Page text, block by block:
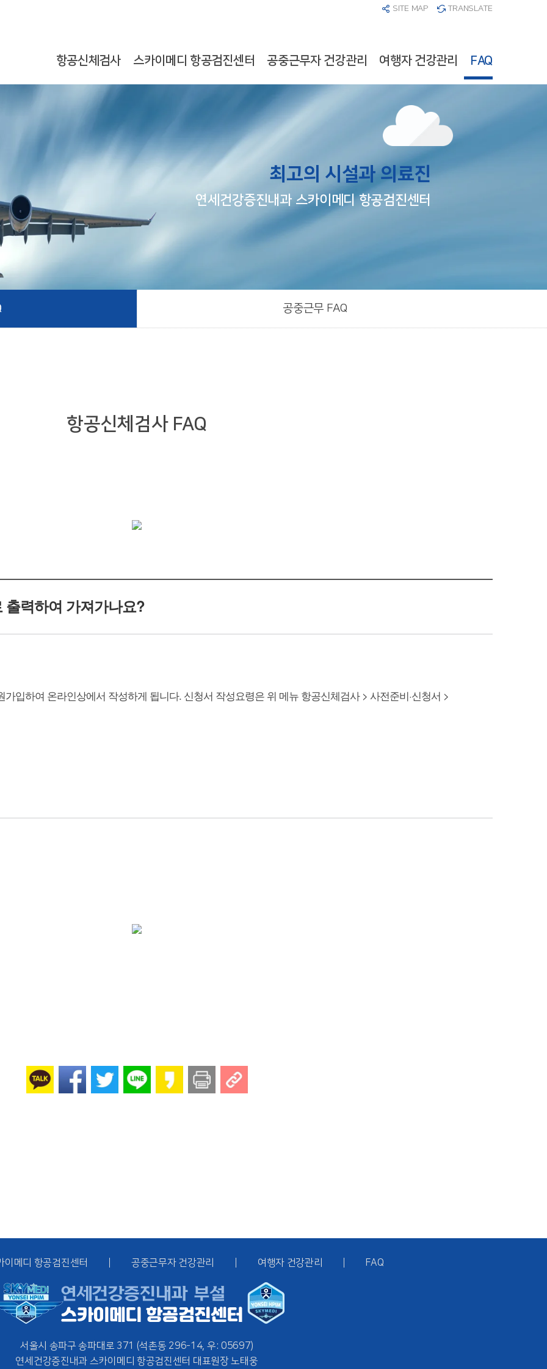
SITE MAP TRANSLATE
항공신체검사 스카이메디 항공검진센터 공중근무자 건강관리 여행자 건강관리 FAQ
최고의 시설과 의료진
연세건강증진내과 스카이메디 항공검진센터
공중근무 FAQ
항공신체검사 FAQ
력하여 가져가나요?
입하여 온라인상에서 작성하게 됩니다. 신청서 작성요령은 위 메뉴 항공신체검사 > 사전준비·신청서 >
이메디 항공검진센터 공중근무자 건강관리 여행자 건강관리 FAQ
서울시 송파구 송파대로 371 (석촌동 296-14, 우: 05697)
연세건강증진내과 스카이메디 항공검진센터 대표원장 노태웅